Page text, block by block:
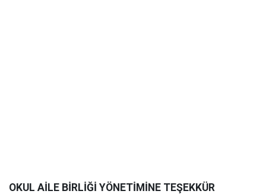
OKUL AİLE BİRLİĞİ YÖNETİMİNE TEŞEKKÜR